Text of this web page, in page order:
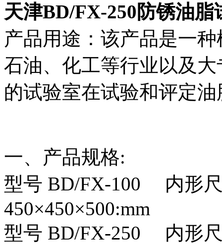
天津BD/FX-250防锈油脂
产品用途：该产品是一
石油、化工等行业以及
的试验室在试验和评定
一、产品规格:
型号 BD/FX-100 内形
450×450×500:mm
型号 BD/FX-250 内形